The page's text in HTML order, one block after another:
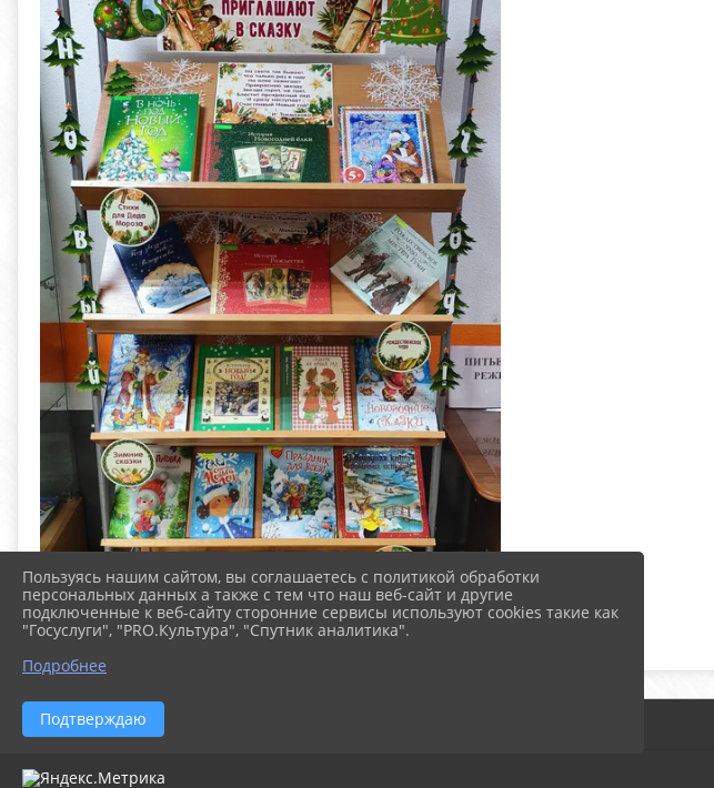
Пользуясь нашим сайтом, вы соглашаетесь с политикой обработки
персональных данных а также с тем что наш веб-сайт и другие
подключенные к веб-сайту сторонние сервисы используют cookies такие как
"Госуслуги", "PRO.Культура", "Спутник аналитика".
Подробнее
Подтверждаю